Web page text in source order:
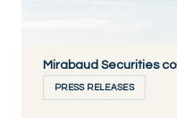
Mirabaud Securities
PRESS RELEASES